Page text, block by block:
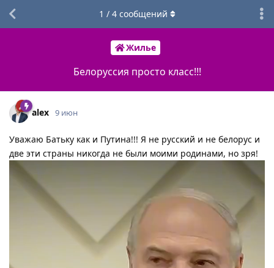
Жилье
Белоруссия просто класс!!!
1 / 4сообщений
alex 9 июн
Уважаю Батьку как и Путина!!! Я не русский и не белорус и
две эти страны никогда не были моими родинами, но зря!